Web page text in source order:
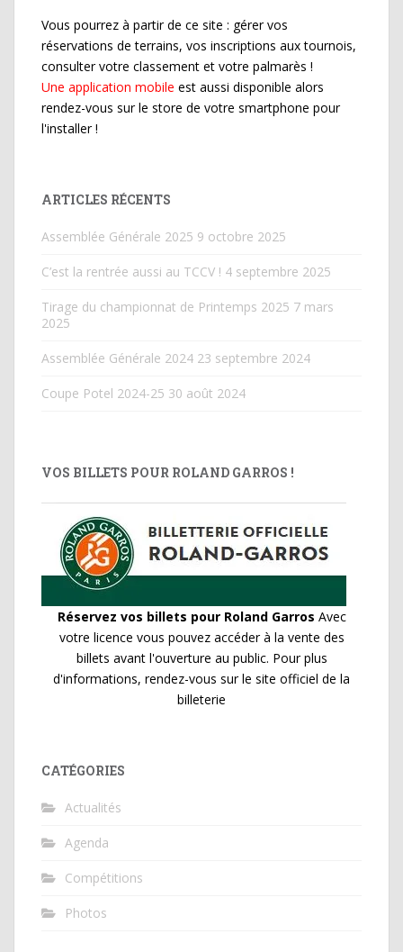
Vous pourrez à partir de ce site : gérer vos
réservations de terrains, vos inscriptions aux tournois,
consulter votre classement et votre palmarès !
Une application mobile est aussi disponible alors
rendez-vous sur le store de votre smartphone pour
l'installer !
ARTICLES RÉCENTS
Assemblée Générale 2025 9 octobre 2025
C’est la rentrée aussi au TCCV ! 4 septembre 2025
Tirage du championnat de Printemps 2025 7 mars
2025
Assemblée Générale 2024 23 septembre 2024
Coupe Potel 2024-25 30 août 2024
VOS BILLETS POUR ROLAND GARROS !
Réservez vos billets pour Roland Garros Avec
votre licence vous pouvez accéder à la vente des
billets avant l'ouverture au public. Pour plus
d'informations, rendez-vous sur le site officiel de la
billeterie
CATÉGORIES
Actualités
Agenda
Compétitions
Photos